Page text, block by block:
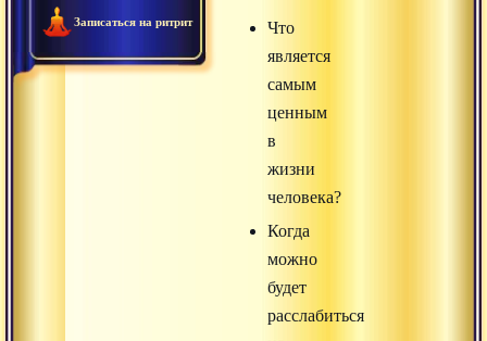
Записаться на ритрит
Что
является
самым
ценным
в
жизни
человека?
Когда
можно
будет
расслабиться